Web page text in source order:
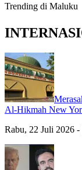
Trending di Maluku
Al-Hikmah New
Rabu, 22 Juli 2026